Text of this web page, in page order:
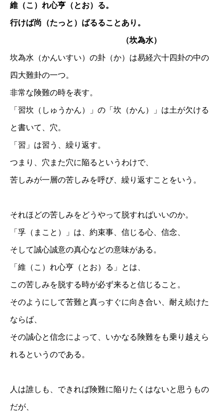
維（こ）れ心亨（とお）る。
行けば尚（たっと）ばるることあり。
（坎為水）
坎為水（かんいすい）の卦（か）は易経六十四卦の中の
四大難卦の一つ。
非常な険難の時を表す。
「習坎（しゅうかん）」の「坎（かん）」は土が欠ける
と書いて、穴。
「習」は習う、繰り返す。
つまり、穴また穴に陥るというわけで、
苦しみが一層の苦しみを呼び、繰り返すことをいう。
それほどの苦しみをどうやって脱すればいいのか。
「孚（まこと）」は、約束事、信じる心、信念、
そして誠心誠意の真心などの意味がある。
「維（こ）れ心亨（とお）る」とは、
この苦しみを脱する時が必ず来ると信じること。
そのようにして苦難と真っすぐに向き合い、耐え続けた
ならば、
その誠心と信念によって、いかなる険難をも乗り越えら
れるというのである。
人は誰しも、できれば険難に陥りたくはないと思うもの
だが、